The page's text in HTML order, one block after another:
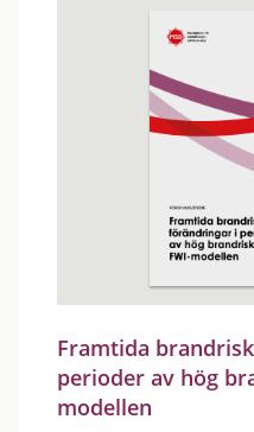
Framtida
perioder av hög
modellen